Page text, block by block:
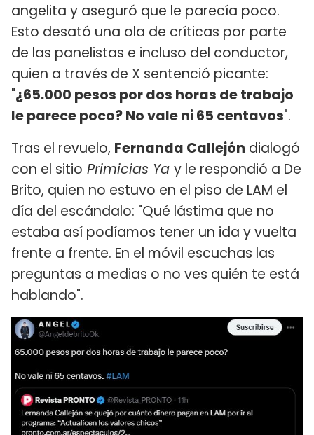
angelita y aseguró que le parecía poco.
Esto desató una ola de críticas por parte
de las panelistas e incluso del conductor,
quien a través de X sentenció picante:
"¿65.000 pesos por dos horas de trabajo
le parece poco?No vale ni 65 centavos".
Tras el revuelo, Fernanda Callejón dialogó
con el sitio Primicias Ya y le respondió a De
Brito, quien no estuvo en el piso de LAM el
día del escándalo: "Qué lástima que no
estaba así podíamos tener un ida y vuelta
frente a frente. En el móvil escuchas las
preguntas a medias o no ves quién te está
hablando".